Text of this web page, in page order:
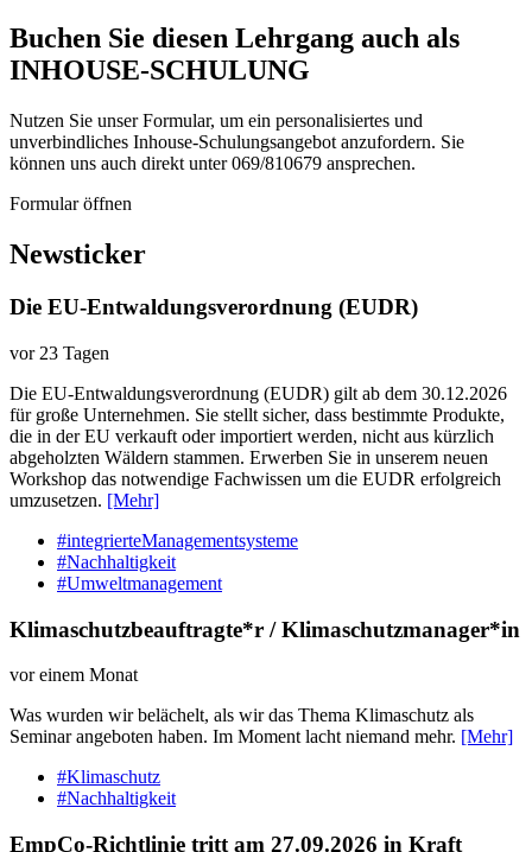
Buchen Sie diesen Lehrgang auch als
INHOUSE-SCHULUNG
Nutzen Sie unser Formular, um ein personalisiertes und
unverbindliches Inhouse-Schulungs­angebot anzufordern. Sie
können uns auch direkt unter 069/810679 ansprechen.
Formular öffnen
Newsticker
Die EU-Entwaldungsverordnung (EUDR)
vor 23 Tagen
Die EU-Entwaldungsverordnung (EUDR) gilt ab dem 30.12.2026
für große Unternehmen. Sie stellt sicher, dass bestimmte Produkte,
die in der EU verkauft oder importiert werden, nicht aus kürzlich
abgeholzten Wäldern stammen. Erwerben Sie in unserem neuen
Workshop das notwendige Fachwissen um die EUDR erfolgreich
umzusetzen. [Mehr]
#integrierteManagementsysteme
#Nachhaltigkeit
#Umweltmanagement
Klimaschutzbeauftragte*r / Klimaschutzmanager*in
vor einem Monat
Was wurden wir belächelt, als wir das Thema Klimaschutz als
Seminar angeboten haben. Im Moment lacht niemand mehr. [Mehr]
#Klimaschutz
#Nachhaltigkeit
EmpCo-Richtlinie tritt am 27.09.2026 in Kraft